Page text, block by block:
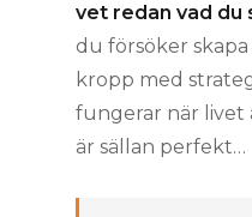
vet redan vad du
du försöker
kropp med
fungerar när livet
är sällan perfekt…